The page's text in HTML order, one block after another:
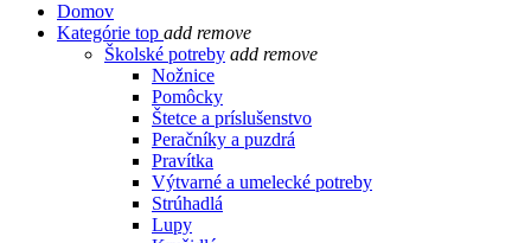
Domov
Kategórie top add remove
Školské potreby add remove
Nožnice
Pomôcky
Štetce a príslušenstvo
Peračníky a puzdrá
Pravítka
Výtvarné a umelecké potreby
Strúhadlá
Lupy